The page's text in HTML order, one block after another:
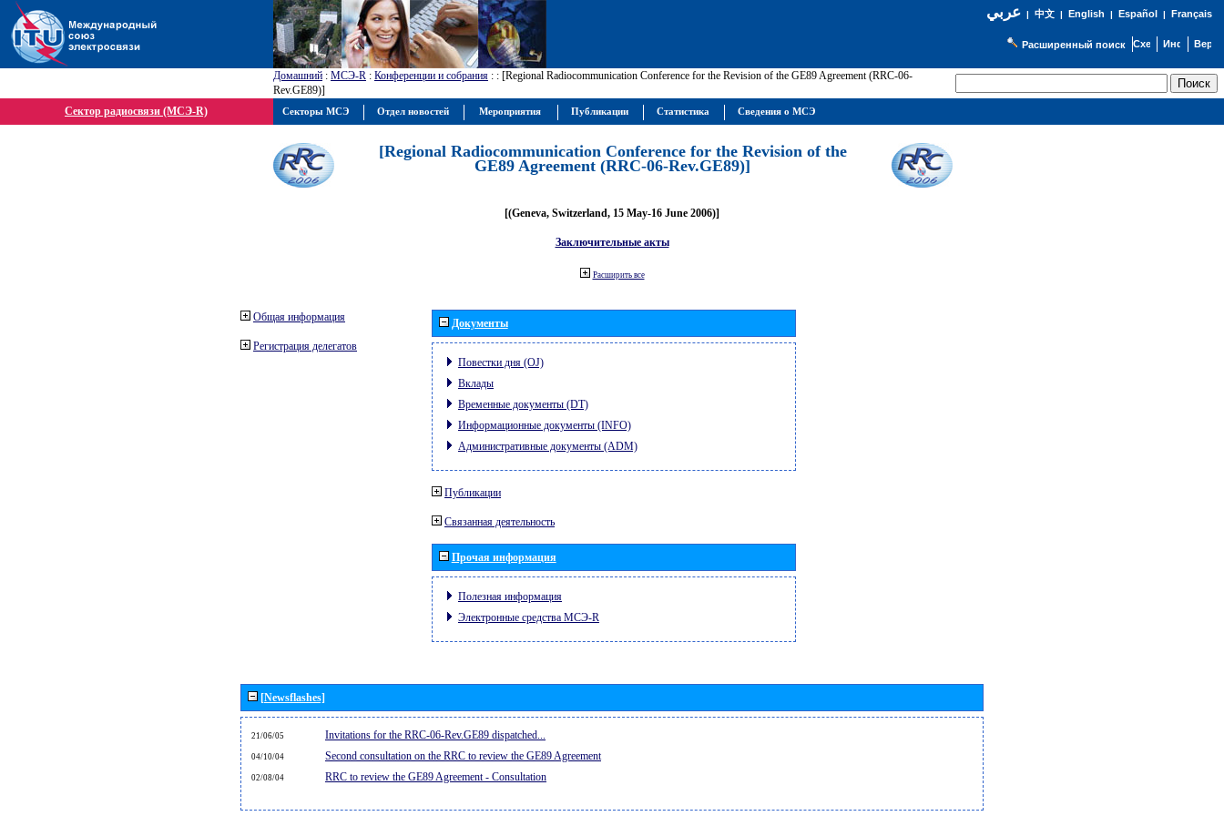
عربي| 中文| English | Español | Français
Расширенный поиск
Домашний : МСЭ-R : Конференции и собрания : : [Regional Radiocommunication Conference for the Revision of the GE89 Agreement (RRC-06-
Rev.GE89)]
Сектор радиосвязи (МСЭ-R)
[Regional Radiocommunication Conference for the Revision of the
GE89 Agreement (RRC-06-Rev.GE89)]
[(Geneva, Switzerland, 15 May-16 June 2006)]
Заключительные акты
Расширить все
Общая информация
Регистрация делегатов
Документы
Повестки дня (OJ)
Вклады
Временные документы (DT)
Информационные документы (INFO)
Административные документы (ADM)
Публикации
Связанная деятельность
Прочая информация
Полезная информация
Электронные средства МСЭ-R
[Newsflashes]
21/06/05 Invitations for the RRC-06-Rev.GE89 dispatched...
04/10/04 Second consultation on the RRC to review the GE89 Agreement
02/08/04 RRC to review the GE89 Agreement - Consultation
Секторы МСЭ Отдел новостей Мероприятия Публикации Статистика Сведения о МСЭ